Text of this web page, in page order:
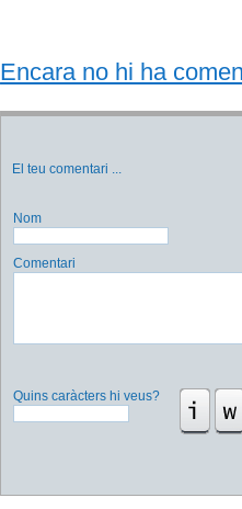
Encara no hi ha
El teu comentari ...
Nom
Comentari
Quins caràcters hi veus?